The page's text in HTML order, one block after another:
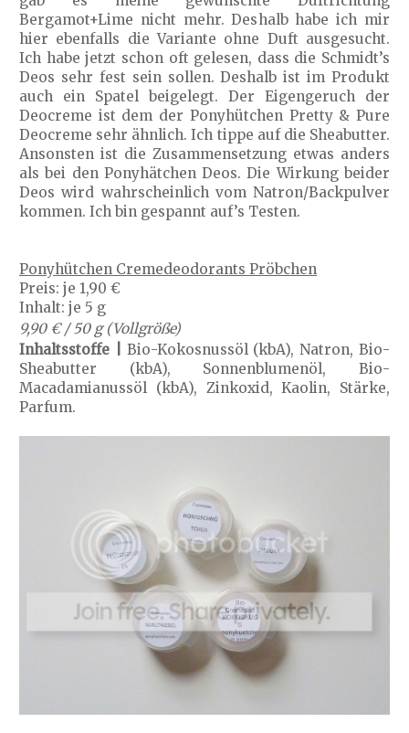
Bergamot+Lime nicht mehr. Deshalb habe ich mir
hier ebenfalls die Variante ohne Duft ausgesucht.
Ich habe jetzt schon oft gelesen, dass die Schmidt’s
Deos sehr fest sein sollen. Deshalb ist im Produkt
auch ein Spatel beigelegt. Der Eigengeruch der
Deocreme ist dem der Ponyhütchen Pretty & Pure
Deocreme sehr ähnlich. Ich tippe auf die Sheabutter.
Ansonsten ist die Zusammensetzung etwas anders
als bei den Ponyhätchen Deos. Die Wirkung beider
Deos wird wahrscheinlich vom Natron/Backpulver
kommen. Ich bin gespannt auf’s Testen.
Ponyhütchen Cremedeodorants Pröbchen
Preis: je 1,90 €
Inhalt: je 5 g
9,90 € / 50 g (Vollgröße)
Inhaltsstoffe |
Bio-Kokosnussöl (kbA), Natron, Bio-
Sheabutter (kbA), Sonnenblumenöl, Bio-
Macadamianussöl (kbA), Zinkoxid, Kaolin, Stärke,
Parfum.